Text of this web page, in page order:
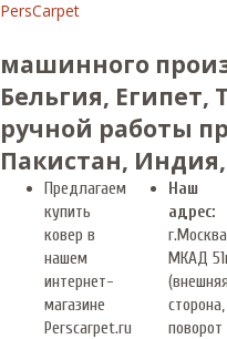
машинного
Бельгия,
ручной работы
Пакистан,
Предлагаем
купить
ковер в
нашем
интернет-
магазине
Perscarpet.ru
Наш
адрес:
г.Москва
МКАД
(внешняя
сторона,
поворот